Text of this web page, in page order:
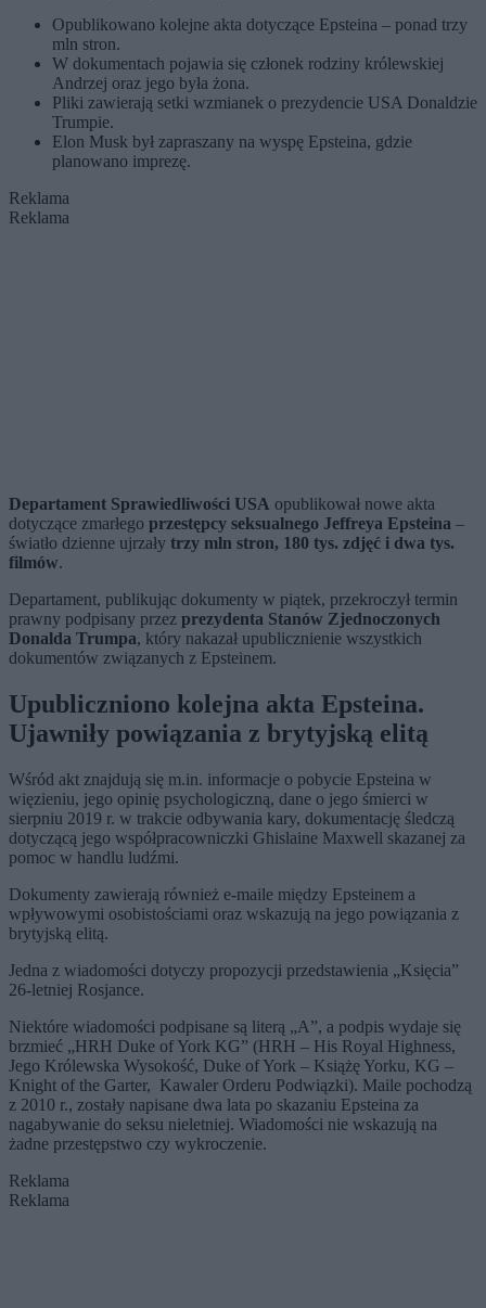
Opublikowano kolejne akta dotyczące Epsteina – ponad trzy
mln stron.
W dokumentach pojawia się członek rodziny królewskiej
Andrzej oraz jego była żona.
Pliki zawierają setki wzmianek o prezydencie USA Donaldzie
Trumpie.
Elon Musk był zapraszany na wyspę Epsteina, gdzie
planowano imprezę.
Reklama
Reklama
Departament Sprawiedliwości USA opublikował nowe akta
dotyczące zmarłego przestępcy seksualnego Jeffreya Epsteina –
światło dzienne ujrzały trzy mln stron, 180 tys. zdjęć i dwa tys.
filmów.
Departament, publikując dokumenty w piątek, przekroczył termin
prawny podpisany przez prezydenta Stanów Zjednoczonych
Donalda Trumpa, który nakazał upublicznienie wszystkich
dokumentów związanych z Epsteinem.
Upubliczniono kolejna akta Epsteina.
Ujawniły powiązania z brytyjską elitą
Wśród akt znajdują się m.in. informacje o pobycie Epsteina w
więzieniu, jego opinię psychologiczną, dane o jego śmierci w
sierpniu 2019 r. w trakcie odbywania kary, dokumentację śledczą
dotyczącą jego współpracowniczki Ghislaine Maxwell skazanej za
pomoc w handlu ludźmi.
Dokumenty zawierają również e-maile między Epsteinem a
wpływowymi osobistościami oraz wskazują na jego powiązania z
brytyjską elitą.
Jedna z wiadomości dotyczy propozycji przedstawienia „Księcia”
26-letniej Rosjance.
Niektóre wiadomości podpisane są literą „A”, a podpis wydaje się
brzmieć „HRH Duke of York KG” (HRH – His Royal Highness,
Jego Królewska Wysokość, Duke of York – Książę Yorku, KG –
Knight of the Garter, Kawaler Orderu Podwiązki). Maile pochodzą
z 2010 r., zostały napisane dwa lata po skazaniu Epsteina za
nagabywanie do seksu nieletniej. Wiadomości nie wskazują na
żadne przestępstwo czy wykroczenie.
Reklama
Reklama